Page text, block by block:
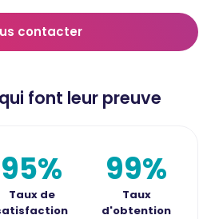
contacter
font leur preuve
95%
Taux de
99%
Taux
d'obtention